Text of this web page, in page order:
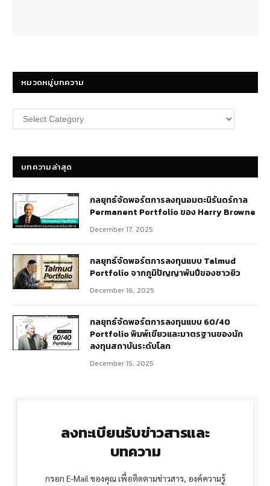
หมวดหมู่บทความ
หมวด
หมู่
บทความล่าสุด
กลยุทธ์​จัดพอร์ตการลงทุนอมตะนิรันดร์กาล
Permanent Portfolio ของ Harry Browne
December 17, 2025
กลยุทธ์จัดพอร์ตการลงทุนแบบ Talmud
Portfolio จากภูมิปัญญาพันปีของชาวยิว
December 16, 2025
กลยุทธ์จัดพอร์ตการลงทุนแบบ 60/40
Portfolio พิมพ์เขียวและมาตรฐานของนัก
ลงทุนสถาบันระดับโลก
December 15, 2025
ลงทะเบียนรับข่าวสารและ
บทความ
กรอก E-Mail ของคุณ เพื่อติดตามข่าวสาร, องค์ความรู้